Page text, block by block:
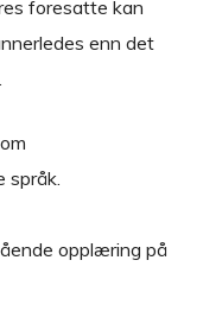
foresatte kan
enn det
språk.
opplæring på